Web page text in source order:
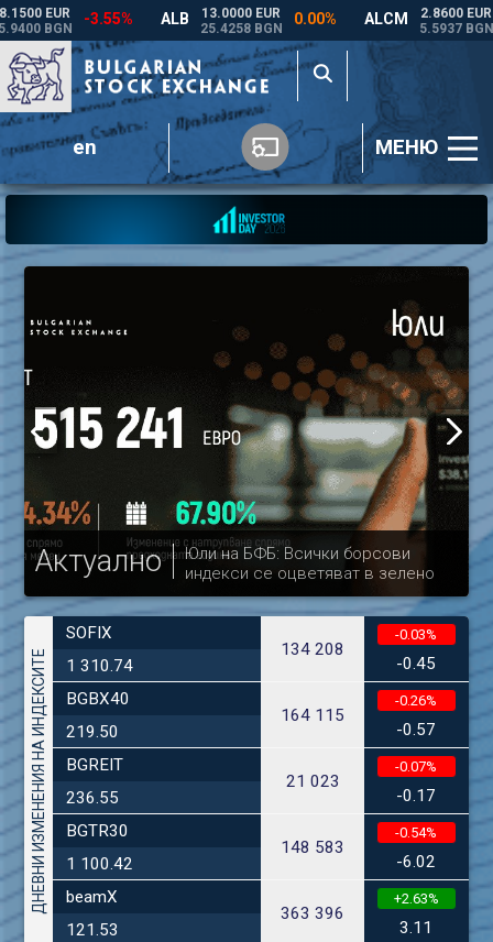
en МЕНЮ
Актуално
Юли на БФБ: Всички борсови
индекси се оцветяват в зелено
ДНЕВНИ ИЗМЕНЕНИЯ НА ИНДЕКСИТЕ
SOFIX
1 310.74
134 208
-0.03%
-0.45
BGBX40
219.50
164 115
-0.26%
-0.57
BGREIT
236.55
21 023
-0.07%
-0.17
BGTR30
1 100.42
148 583
-0.54%
-6.02
beamX
121.53
363 396
+2.63%
3.11